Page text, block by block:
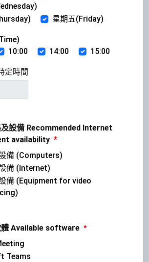
星期五(Friday)
10:00 14:00 15:00
定時間
及設備 Recommended Internet
availability *
備 (Computers)
備 (Internet)
備 (Equipment for video
體 Available software *
Teams